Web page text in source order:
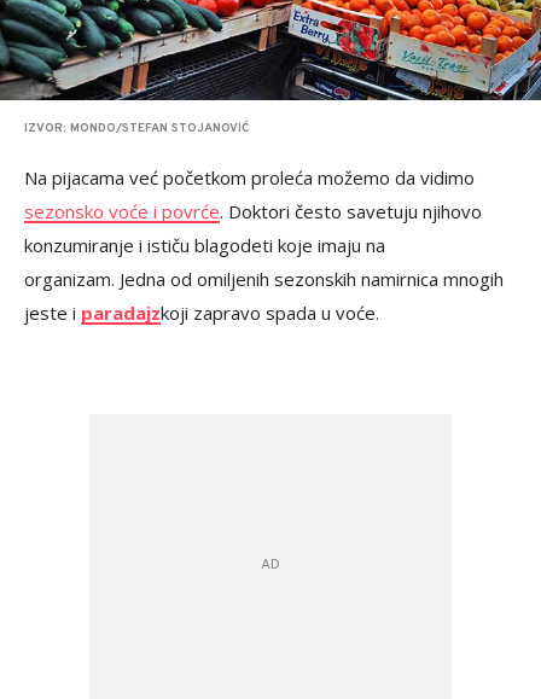
IZVOR: MONDO/STEFAN STOJANOVIĆ
Na pijacama već početkom proleća možemo da vidimo
sezonsko voće i povrće. Doktori često savetuju njihovo
konzumiranje i ističu blagodeti koje imaju na
organizam. Jedna od omiljenih sezonskih namirnica mnogih
jeste i paradajzkoji zapravo spada u voće.